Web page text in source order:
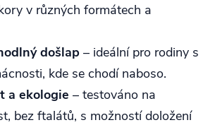
v různých formátech a
došlap – ideální pro rodiny s
kde se chodí naboso.
a ekologie – testováno na
bez ftalátů, s možností doložení